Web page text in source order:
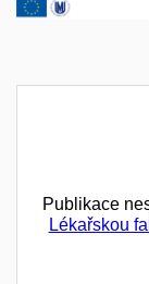
Publikace
Lékařskou